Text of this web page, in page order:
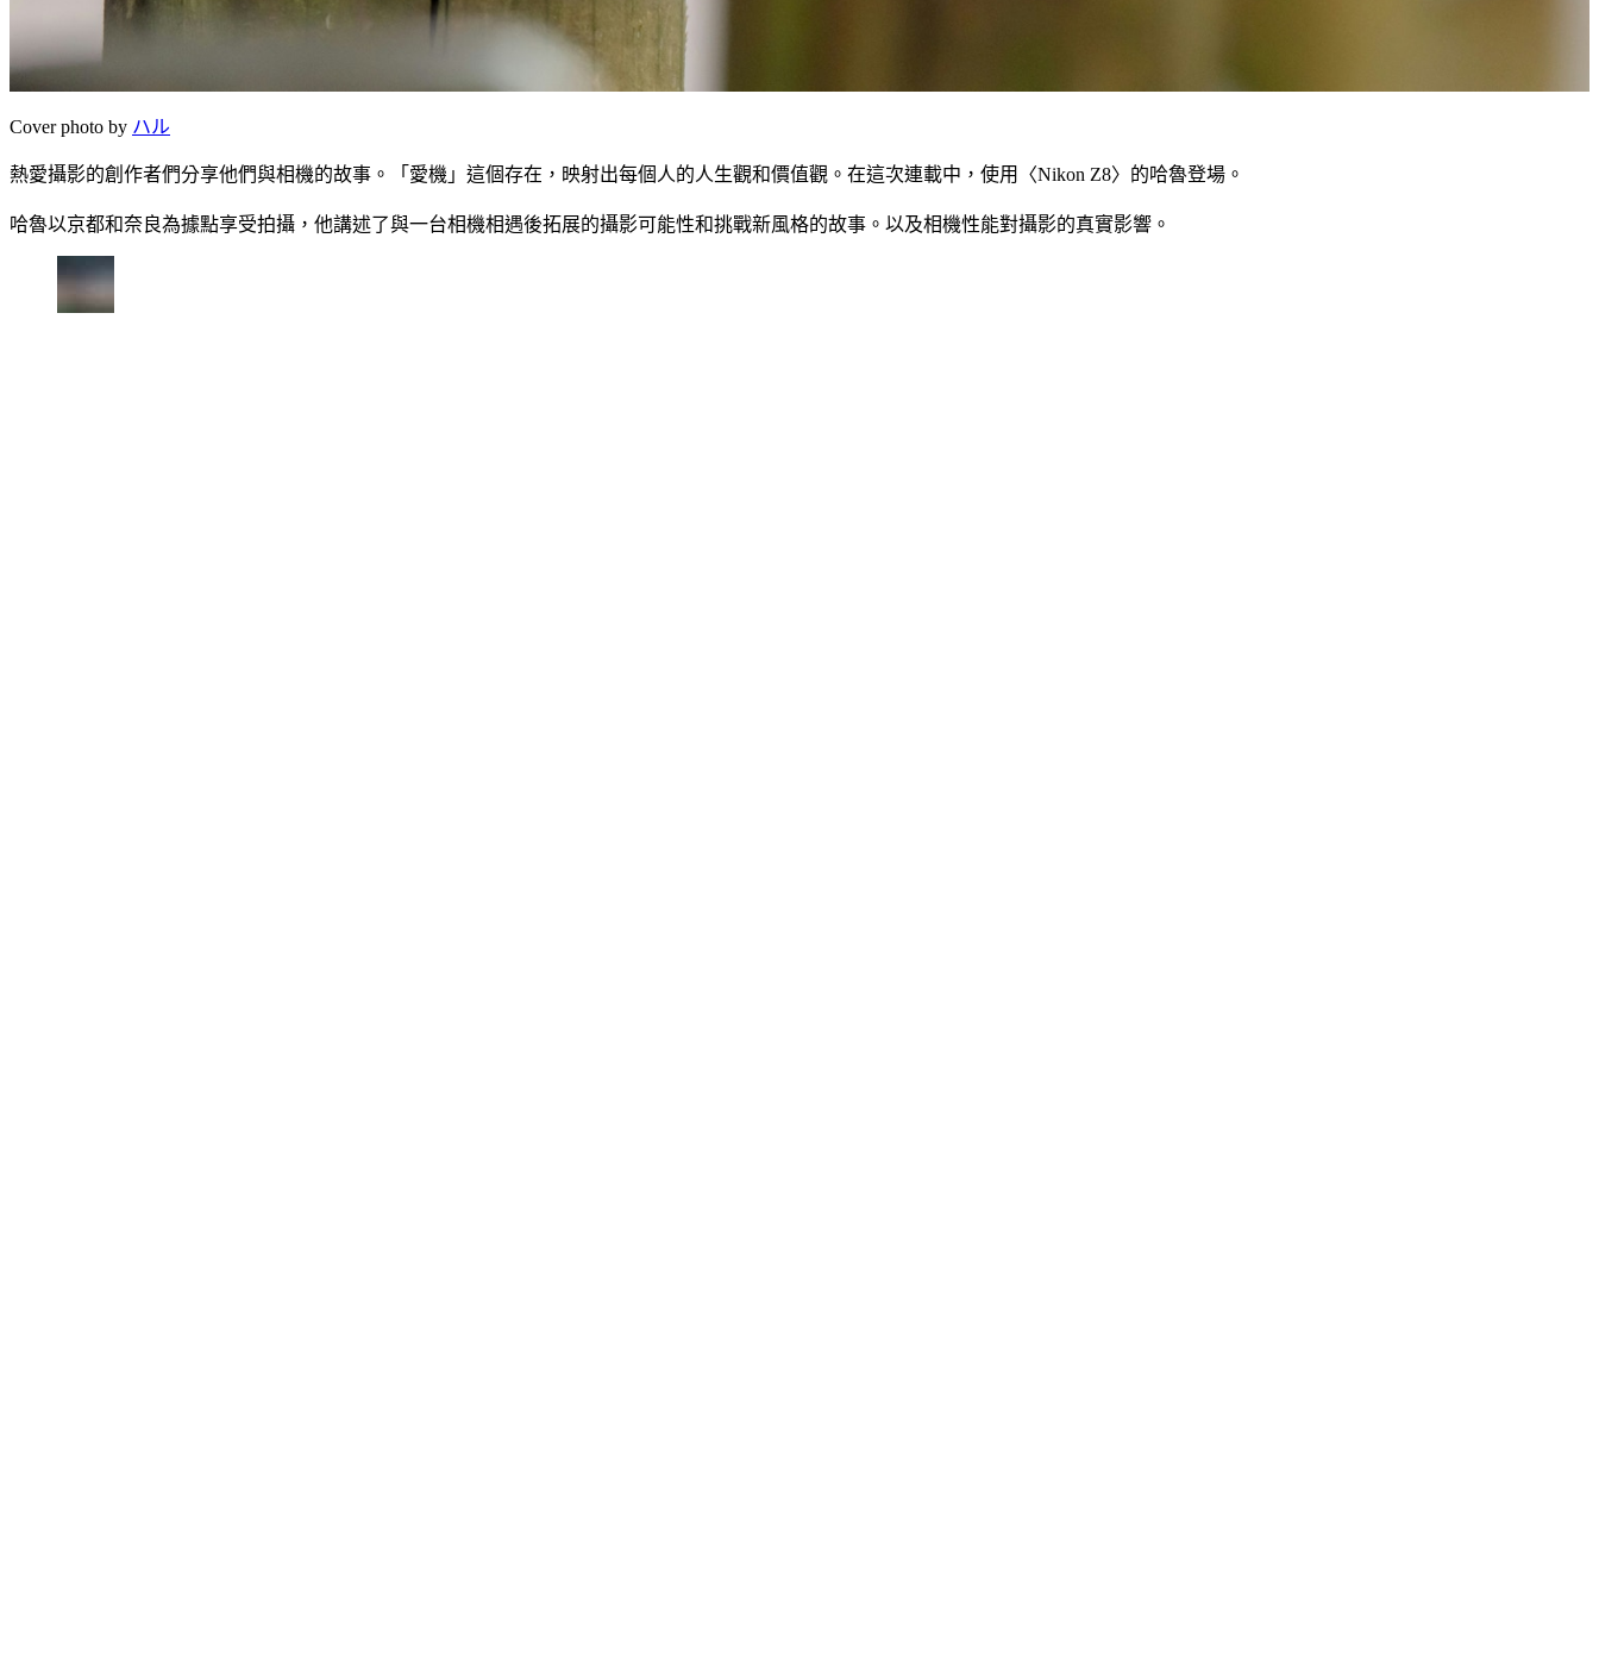
Cover photo by ハル
熱愛攝影的創作者們分享他們與相機的故事。「愛機」這個存在，映射出每個人的人生觀和價值觀。在這次連載中，使用〈Nikon Z8〉的哈魯登場。
哈魯以京都和奈良為據點享受拍攝，他講述了與一台相機相遇後拓展的攝影可能性和挑戰新風格的故事。以及相機性能對攝影的真實影響。